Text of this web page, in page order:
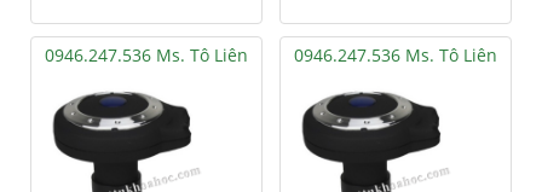
0946.247.536 Ms. Tô Liên 0946.247.536 Ms. Tô Liên